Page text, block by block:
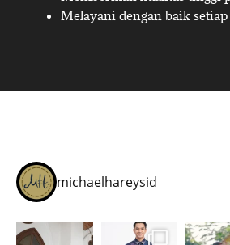
Melayani dengan baik setiap
michaelhareysid